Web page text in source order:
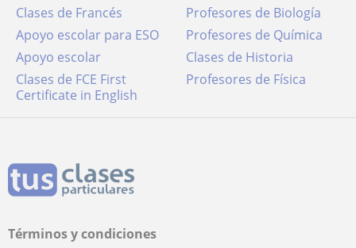
Clases de Francés
Profesores de Biología
Apoyo escolar para ESO
Profesores de Química
Apoyo escolar
Clases de Historia
Clases de FCE First
Certificate in English
Profesores de Física
Términos y condiciones